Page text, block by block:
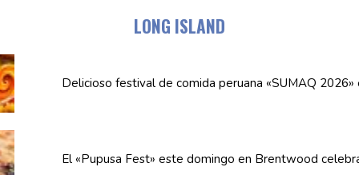
LONG ISLAND
Delicioso festival de comida peruana «SUMAQ
El «Pupusa Fest» este domingo en Brentwood